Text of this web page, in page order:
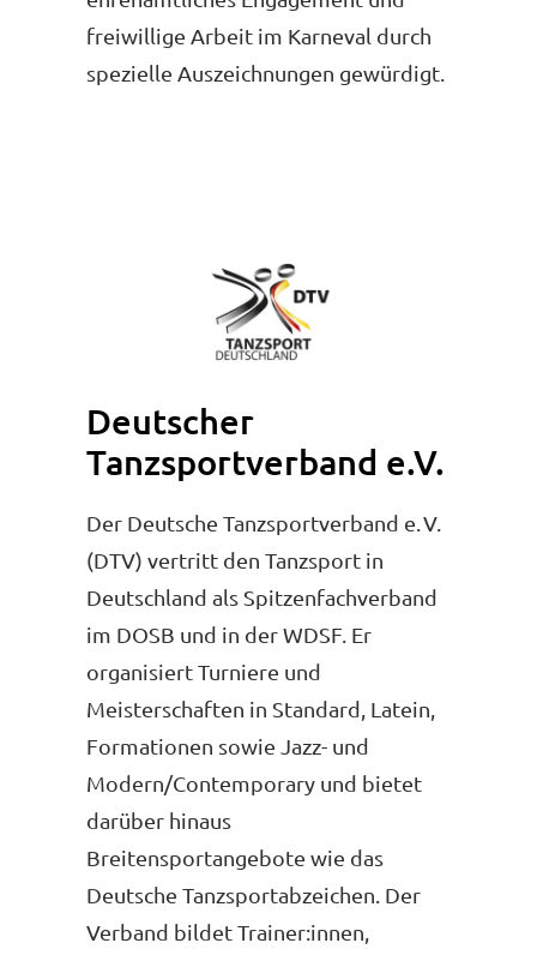
freiwillige Arbeit im Karneval durch
spezielle Auszeichnungen gewürdigt.
Deutscher
Tanzsportverband e.V.
Der Deutsche Tanzsportverband e. V.
(DTV) vertritt den Tanzsport in
Deutschland als Spitzenfachverband
im DOSB und in der WDSF. Er
organisiert Turniere und
Meisterschaften in Standard, Latein,
Formationen sowie Jazz- und
Modern/Contemporary und bietet
darüber hinaus
Breitensportangebote wie das
Deutsche Tanzsportabzeichen. Der
Verband bildet Trainer:innen,